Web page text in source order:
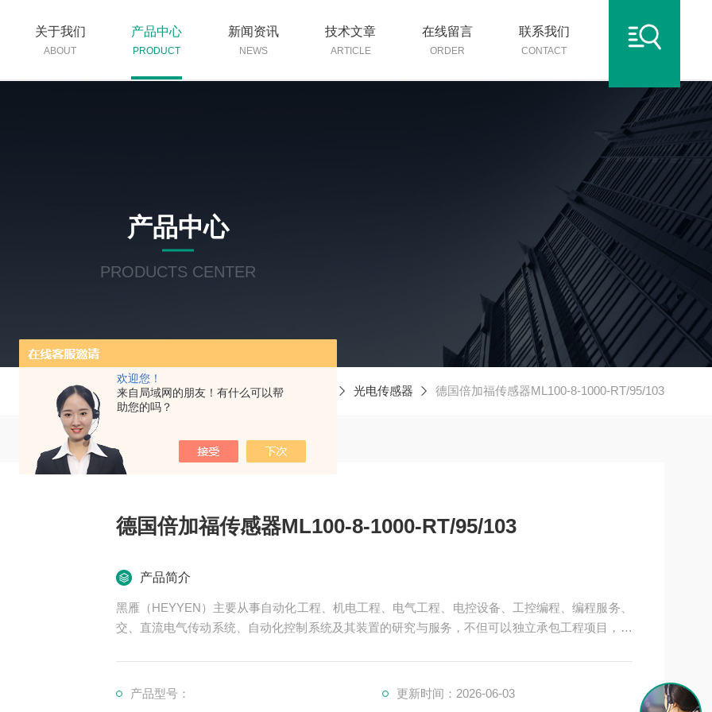
欢迎您！
来自局域网的朋友！有什么可以帮
助您的吗？
关于我们
ABOUT
产品中心
PRODUCT
新闻资讯
NEWS
技术文章
ARTICLE
在线留言
ORDER
联系我们
CONTACT
产品中心
PRODUCTS CENTER
当前位置：首页 产品中心 德国P+F倍加福 光电传感器 德国倍加福传感器ML100-8-1000-RT/95/103
德国倍加福传感器ML100-8-1000-RT/95/103
产品简介
黑雁（HEYYEN）主要从事自动化工程、机电工程、电气工程、电控设备、工控编程、编程服务、
交、直流电气传动系统、自动化控制系统及其装置的研究与服务，不但可以独立承包工程项目，还
领域。德国倍加福传感器ML100-8-1000-RT/95/103
产品型号： 更新时间：2026-06-03